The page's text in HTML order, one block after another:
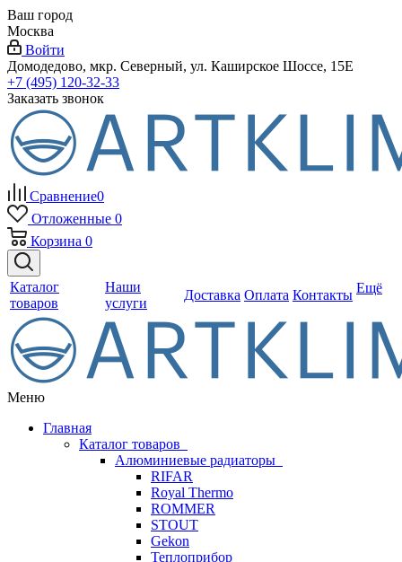
Ваш город
Москва
Войти
Домодедово, мкр. Северный, ул. Каширское Шоссе, 15Е
+7 (495) 120-32-33
Заказать звонок
Сравнение0
Отложенные 0
Корзина 0
Каталог
товаров
Наши
услуги
Доставка Оплата Контакты Ещё
Меню
Главная
Каталог товаров
Алюминиевые радиаторы
RIFAR
Royal Thermo
ROMMER
STOUT
Gekon
Теплоприбор